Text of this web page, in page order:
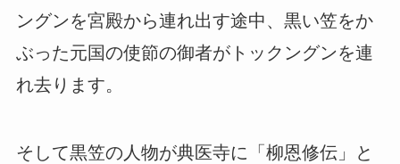
ングンを宮殿から連れ出す途中、黒い笠をか
ぶった元国の使節の御者がトックングンを連
れ去ります。
そして黒笠の人物が典医寺に「柳恩修伝」と